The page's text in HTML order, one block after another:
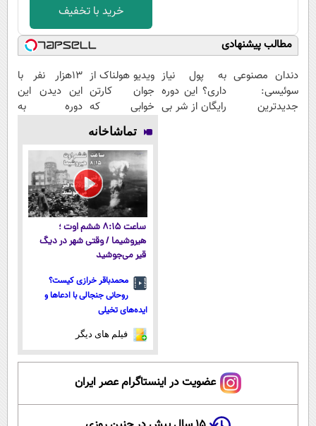
خرید با تخفیف
مطالب پیشنهادی
دندان مصنوعی
سوئیسی:
جدیدترین
به پول نیاز
داری؟ این دوره
رایگان از شر بی
ویدیو هولناک از
جوان کارتن
خوابی که
میلیاردر شد.
آموزش رایگان
13هزار نفر با
این دیدن این
دوره به
ثبت‌‌نام رایگان
تماشاخانه
ساعت ۸:۱۵ ششم اوت ؛
هیروشیما / وقتی شهر در دیگ
قیر می‌جوشید
محمدباقر خرازی کیست؟
روحانی جنجالی با ادعاها و
ایده‌های تخیلی
فیلم های دیگر
عضویت در اینستاگرام عصر ایران